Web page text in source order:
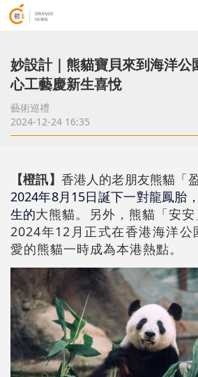
妙設計｜熊貓寶貝來到海洋公
心工藝慶新生喜悅
藝術巡禮
2024-12-24 16:35
【橙訊】 香港人的老朋友熊貓「
2024年8月15日誕下一對龍鳳胎
生的大熊貓。另外，熊貓「安
2024年12月正式在香港海洋公
愛的熊貓一時成為本港熱點。